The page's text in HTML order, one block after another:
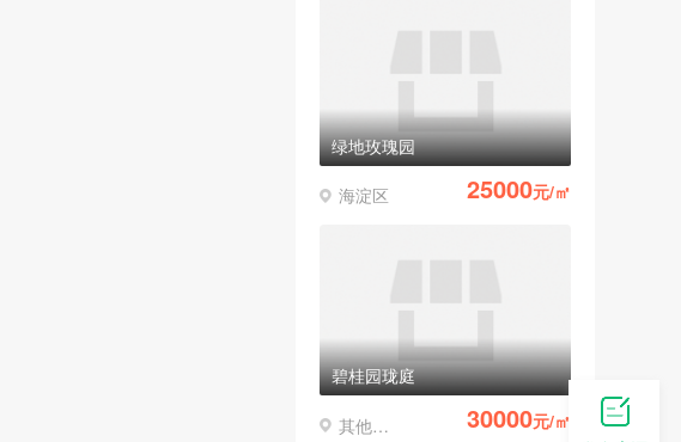
绿地玫瑰园
海淀区 25000元/㎡
碧桂园珑庭
其他区县 30000元/㎡